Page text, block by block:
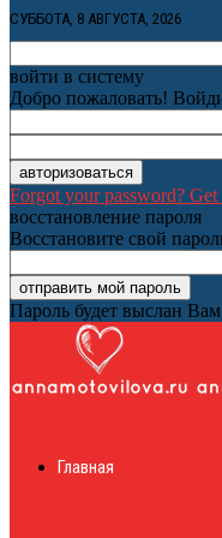
СУББОТА, 8 АВГУСТА, 2026
войти в систему
Добро пожаловать!
Forgot your password? Get
восстановление пароля
Восстановите свой
Пароль будет выслан
Главная